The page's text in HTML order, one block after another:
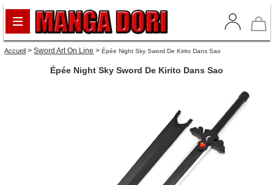
Accueil >Sword Art On Line >Épée Night Sky Sword De Kirito Dans Sao
Épée Night Sky Sword De Kirito Dans Sao